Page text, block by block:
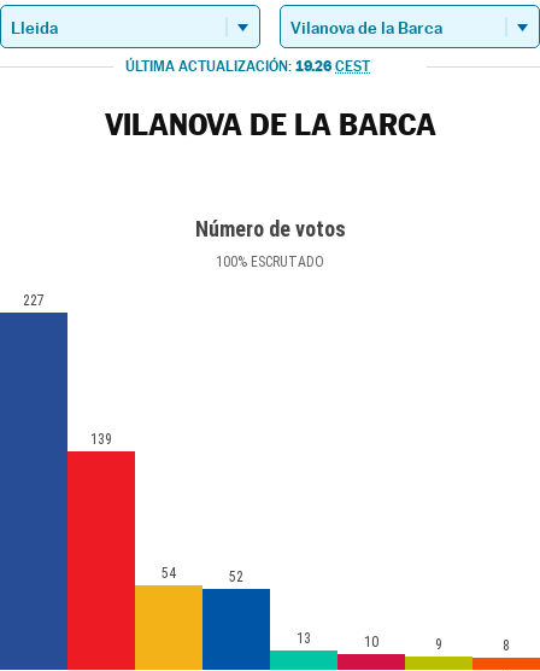
ÚLTIMA ACTUALIZACIÓN: 19.26 CEST
VILANOVA DE LA BARCA
Número de votos
100% ESCRUTADO
227
139
54 52
13 10 9 8